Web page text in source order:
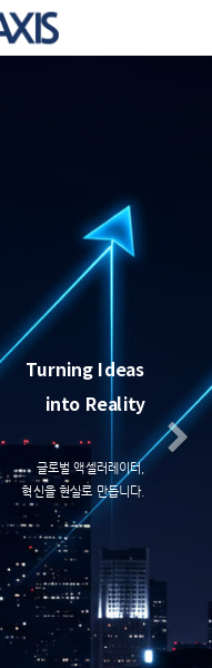
Turning Ideas
into Reality
글로벌 액셀러레이터,
혁신을 현실로 만듭니다.